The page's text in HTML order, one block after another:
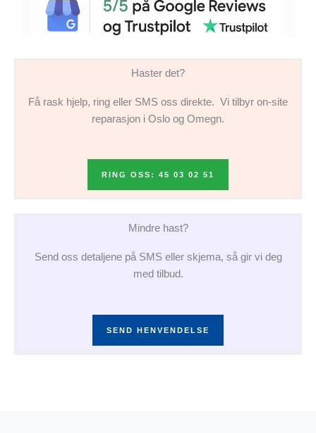
Haster det?
Få rask hjelp, ring eller SMS oss direkte. Vi tilbyr on-site
reparasjon i Oslo og Omegn.
RING OSS: 45 03 02 51
Mindre hast?
Send oss detaljene på SMS eller skjema, så gir vi deg
med tilbud.
SEND HENVENDELSE